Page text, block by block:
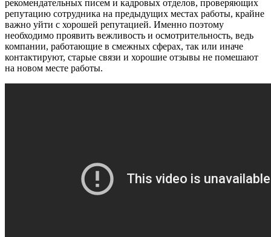
рекомендательных писем и кадровых отделов, проверяющих
репутацию сотрудника на предыдущих местах работы, крайне
важно уйти с хорошей репутацией. Именно поэтому
необходимо проявить вежливость и осмотрительность, ведь
компании, работающие в смежных сферах, так или иначе
контактируют, старые связи и хорошие отзывы не помешают
на новом месте работы.